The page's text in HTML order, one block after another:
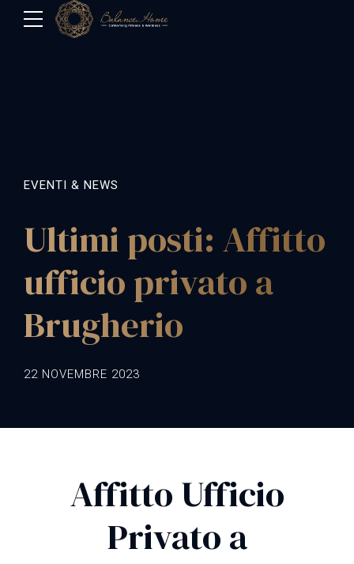
EVENTI & NEWS
Ultimi posti: Affitto
ufficio privato a
Brugherio
22 NOVEMBRE 2023
Affitto Ufficio
Privato a